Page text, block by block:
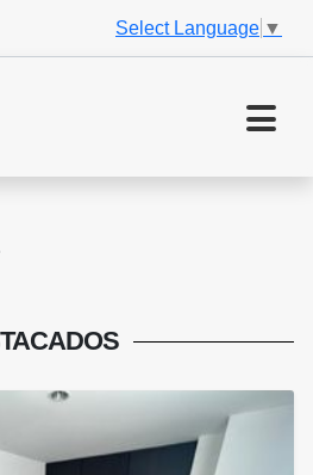
Select Language ▼